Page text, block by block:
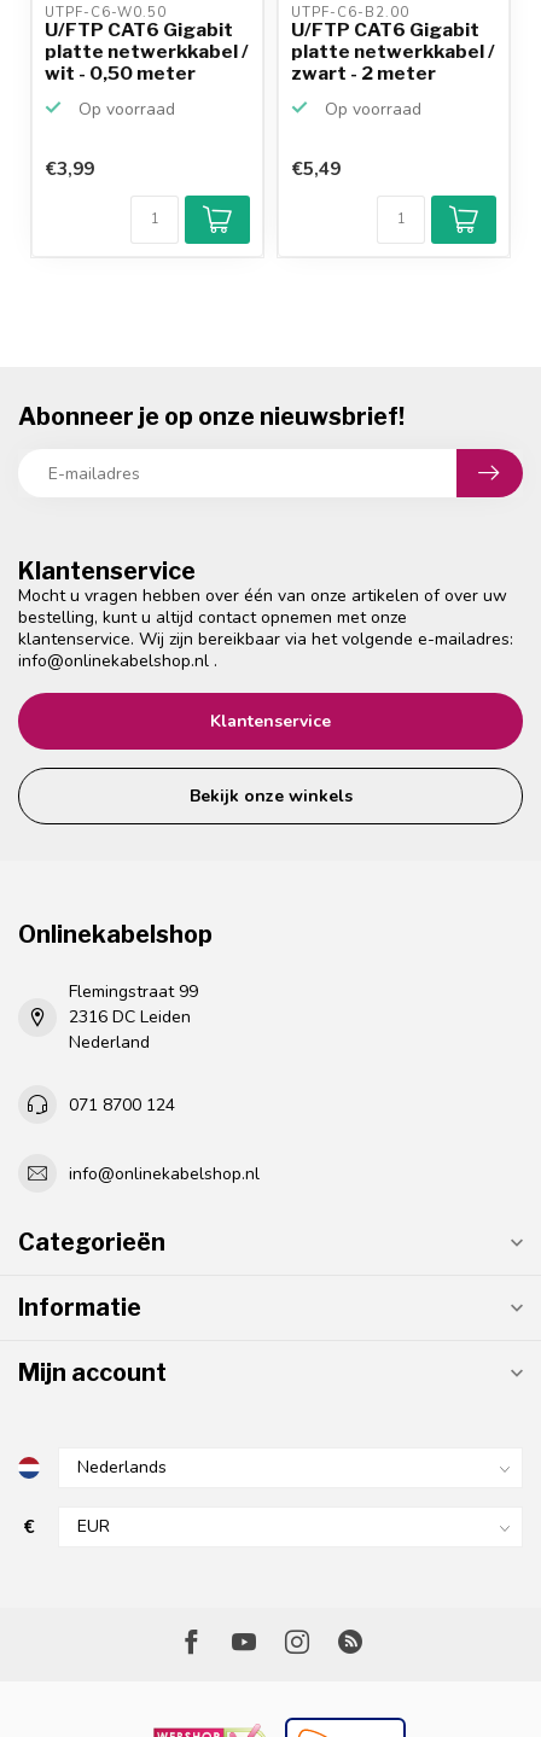
UTPF-C6-W0.50
U/FTP CAT6 Gigabit
platte netwerkkabel /
wit - 0,50 meter
Op voorraad
€3,99
UTPF-C6-B2.00
U/FTP CAT6 Gigabit
platte netwerkkabel /
zwart - 2 meter
Op voorraad
€5,49
Klantenservice
Mocht u vragen hebben over één van onze artikelen of over uw
bestelling, kunt u altijd contact opnemen met onze
klantenservice. Wij zijn bereikbaar via het volgende e-mailadres:
info@onlinekabelshop.nl .
Klantenservice
Bekijk onze winkels
Abonneer je op onze nieuwsbrief!
Onlinekabelshop
Flemingstraat 99
2316 DC Leiden
Nederland
071 8700 124
info@onlinekabelshop.nl
Categorieën
Informatie
Mijn account
€